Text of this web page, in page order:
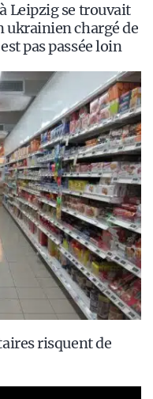
Leipzig se trouvait
ukrainien chargé de
pas passée loin
risquent de